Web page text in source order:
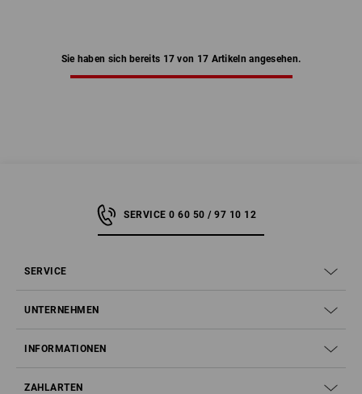
Sie haben sich bereits 17 von 17 Artikeln angesehen.
SERVICE 0 60 50 / 97 10 12
SERVICE
UNTERNEHMEN
INFORMATIONEN
ZAHLARTEN